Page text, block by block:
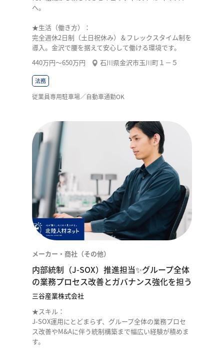
へ。
★生活（働き方）：
完全週休2日制（土日祝休み）＆フレックスタイム制を
導入。金沢で腰を据えて安心して働ける環境です。
440万円〜650万円
石川県金沢市玉川町１－５
法務
従業員専用駐車場／自動車通勤OK
メーカー・商社（その他）
内部統制（J-SOX）推進担当✨グループ全体
の業務プロセス改善とガバナンス強化を担う
三谷産業株式会社
★スキル：
J-SOX運用にとどまらず、グループ全体の業務プロセ
ス改善やM&Aに伴う統制構築まで幅広い経験が積めま
す。